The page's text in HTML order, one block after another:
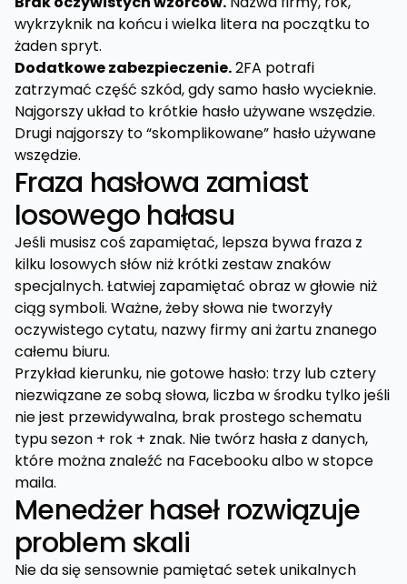
wykrzyknik na końcu i wielka litera na początku to
żaden spryt.
Dodatkowe zabezpieczenie.2FA potrafi
zatrzymać część szkód, gdy samo hasło wycieknie.
Najgorszy układ to krótkie hasło używane wszędzie.
Drugi najgorszy to “skomplikowane” hasło używane
wszędzie.
Fraza hasłowa zamiast
losowego hałasu
Jeśli musisz coś zapamiętać, lepsza bywa fraza z
kilku losowych słów niż krótki zestaw znaków
specjalnych. Łatwiej zapamiętać obraz w głowie niż
ciąg symboli. Ważne, żeby słowa nie tworzyły
oczywistego cytatu, nazwy firmy ani żartu znanego
całemu biuru.
Przykład kierunku, nie gotowe hasło: trzy lub cztery
niezwiązane ze sobą słowa, liczba w środku tylko jeśli
nie jest przewidywalna, brak prostego schematu
typu sezon + rok + znak. Nie twórz hasła z danych,
które można znaleźć na Facebooku albo w stopce
maila.
Menedżer haseł rozwiązuje
problem skali
Nie da się sensownie pamiętać setek unikalnych